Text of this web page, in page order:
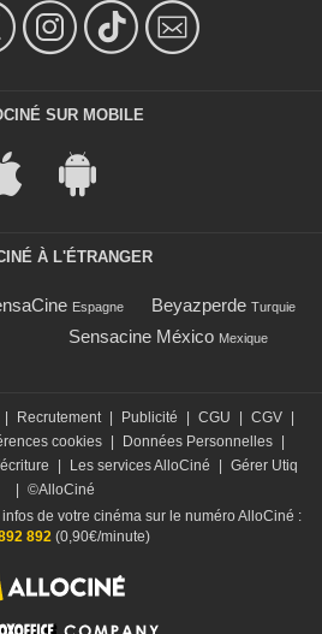
SUR MOBILE
À L'ÉTRANGER
Espagne Beyazperde Turquie
Sensacine México Mexique
Recrutement Publicité CGU CGV
cookies Données Personnelles
Les services AlloCiné
Gérer Utiq
©AlloCiné
de votre cinéma sur le numéro AlloCiné :
892(0,90€/minute)